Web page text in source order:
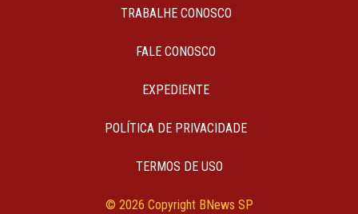
TRABALHE CONOSCO
FALE CONOSCO
EXPEDIENTE
POLÍTICA DE PRIVACIDADE
TERMOS DE USO
© 2026 Copyright BNews SP